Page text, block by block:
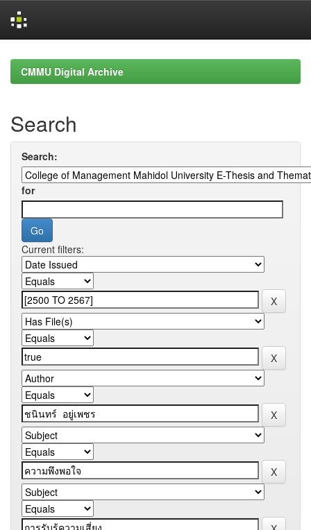
navigationCMMU Digital Archive
Search
Search:
for
Current filters: